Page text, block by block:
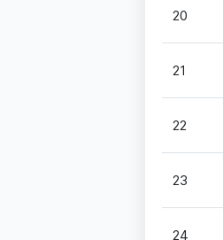
20
21
22
23
24